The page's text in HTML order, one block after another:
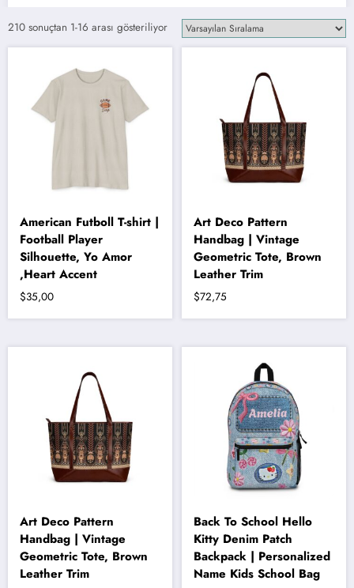
210 sonuçtan 1-16 arası gösteriliyor
American Futboll T-shirt |
Football Player
Silhouette, Yo Amor
,Heart Accent
$35,00
Art Deco Pattern
Handbag | Vintage
Geometric Tote, Brown
Leather Trim
$72,75
Bu
birden
Seçenekler
sayfasından
seçilebilir
Art Deco Pattern
Handbag | Vintage
Geometric Tote, Brown
Leather Trim
Back To School Hello
Kitty Denim Patch
Backpack | Personalized
Name Kids School Bag